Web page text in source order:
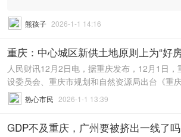
熊孩子 2026-1-1 14:16
重庆：中心城区新供土地原则上为“好
人民财讯12月2日电，据重庆发布，12月1日，
设委员会、重庆市规划和自然资源局出台《重
热心市民 2026-1-1 13:39
GDP不及重庆，广州要被挤出一线了吗